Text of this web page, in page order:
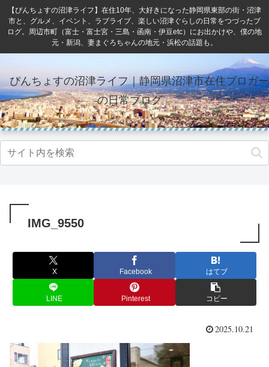
【ぴんちょすの沼津ライフ】在住10年、大好きになった静岡県東部の街・沼津
市と、グルメ、イベント、ラブライブ、楽しい沼津ぐらしの日常をつづったブ
ログ。周辺市町（富士・富士宮・三島・函南・伊豆etc）にお出かけや、僕の地
元・新潟、妻まぐろちゃんの地元・浜松の話題も。
ぴんちょすの沼津ライフ｜静岡県沼津市在住ブロガー
の日常ブログ
IMG_9550
X Facebook はてブ
LINE Pinterest コピー
2025.10.21